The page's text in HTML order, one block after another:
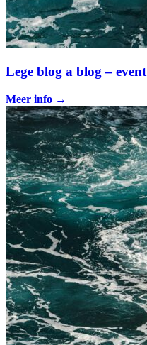
Lege blog a blog – event
Meer info →